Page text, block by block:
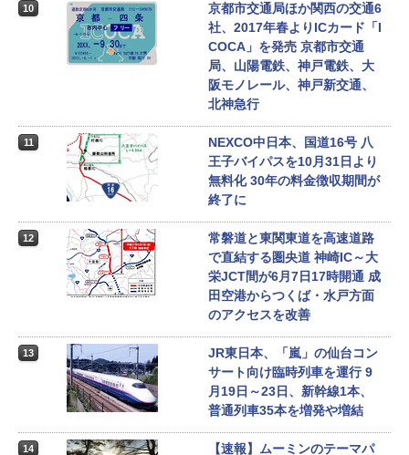
10
京都市交通局ほか関西の交通6
社、2017年春よりICカード「I
COCA」を発売 京都市交通
局、山陽電鉄、神戸電鉄、大
阪モノレール、神戸新交通、
北神急行
11
NEXCO中日本、国道16号 八
王子バイパスを10月31日より
無料化 30年の料金徴収期間が
終了に
12
常磐道と東関東道を高速道路
で直結する圏央道 神崎IC～大
栄JCT間が6月7日17時開通 成
田空港からつくば・水戸方面
のアクセスを改善
13
JR東日本、「嵐」の仙台コン
サート向け臨時列車を運行 9
月19日～23日、新幹線1本、
普通列車35本を増発や増結
14
【速報】ムーミンのテーマパ